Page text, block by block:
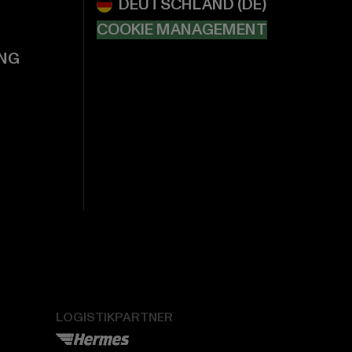
COOKIE MANAGEMENT
LOGISTIKPARTNER